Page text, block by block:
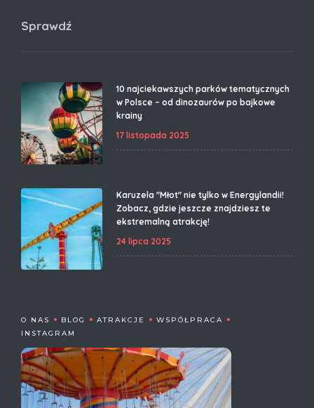
Sprawdź
10 najciekawszych parków tematycznych
w Polsce – od dinozaurów po bajkowe
krainy
17 listopada 2025
Karuzela "Młot" nie tylko w Energylandii!
Zobacz, gdzie jeszcze znajdziesz te
ekstremalną atrakcję!
24 lipca 2025
O NAS BLOG ATRAKCJE
WSPÓŁPRACA
INSTAGRAM